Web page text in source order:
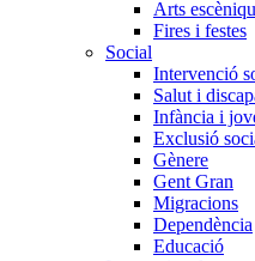
Arts
Fires i festes
Social
Intervenció
Salut i
Infància i
Exclusió
Gènere
Gent Gran
Migracions
Dependència
Educació